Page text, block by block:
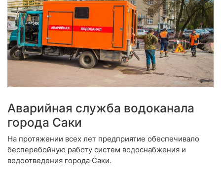
Аварийная служба водоканала
города Саки
На протяжении всех лет предприятие обеспечивало
бесперебойную работу систем водоснабжения и
водоотведения города Саки.